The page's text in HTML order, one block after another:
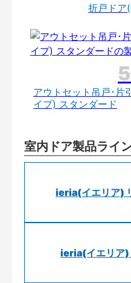
折戸ドア
アウトセット吊戸･片
イプ) スタンダード
室内ドア製品ライ
ieria(イエリア)
ieria(イエリア)